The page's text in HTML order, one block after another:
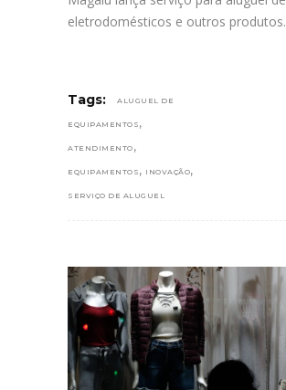
eletrodomésticos e outros produtos.
Tags: ALUGUEL DE
EQUIPAMENTOS ,
ATENDIMENTO ,
EQUIPAMENTOS , INOVAÇÃO,
SERVIÇO DE ALUGUEL